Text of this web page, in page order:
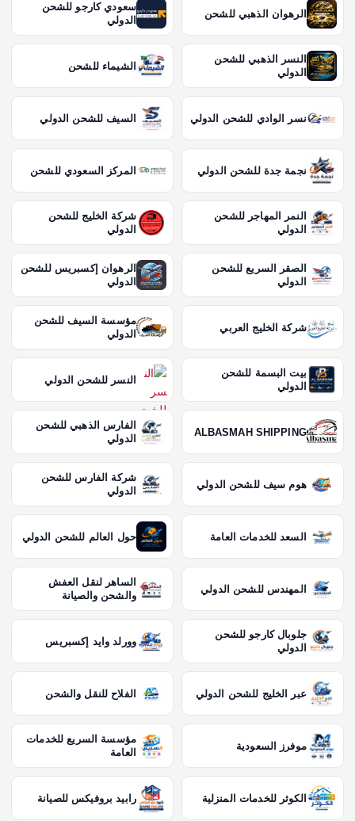
الرهوان الذهبي للشحن
سعودي كارجو للشحن
الدولي
النسر الذهبي للشحن
الدولي
الشيماء للشحن
نسر الوادي للشحن الدولي السيف للشحن الدولي
نجمة جدة للشحن الدولي المركز السعودي للشحن
النمر المهاجر للشحن
الدولي
شركة الخليج للشحن
الدولي
الصقر السريع للشحن
الدولي
الرهوان إكسبريس للشحن
الدولي
شركة الخليج العربي
مؤسسة السيف للشحن
الدولي
بيت البسمة للشحن
الدولي
النسر للشحن الدولي
ALBASMAH SHIPPING
الفارس الذهبي للشحن
الدولي
هوم سيف للشحن الدولي
شركة الفارس للشحن
الدولي
السعد للخدمات العامة حول العالم للشحن الدولي
المهندس للشحن الدولي
الساهر لنقل العفش
والشحن والصيانة
جلوبال كارجو للشحن
الدولي
وورلد وايد إكسبريس
عبر الخليج للشحن الدولي الفلاح للنقل والشحن
موفرز السعودية
مؤسسة السريع للخدمات
العامة
الكوثر للخدمات المنزلية رابيد بروفيكس للصيانة